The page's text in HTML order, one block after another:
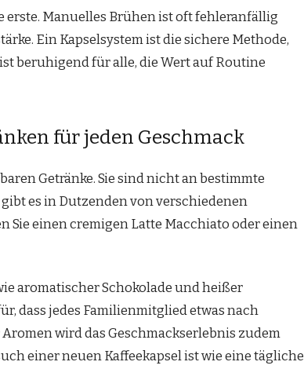
erste. Manuelles Brühen ist oft fehleranfällig
Ein Kapselsystem ist die sichere Methode,
beruhigend für alle, die Wert auf Routine
für jeden Geschmack
Getränke. Sie sind nicht an bestimmte
es in Dutzenden von verschiedenen
Sie einen cremigen Latte Macchiato oder einen
aromatischer Schokolade und heißer
dass jedes Familienmitglied etwas nach
wird das Geschmackserlebnis zudem
einer neuen Kaffeekapsel ist wie eine tägliche